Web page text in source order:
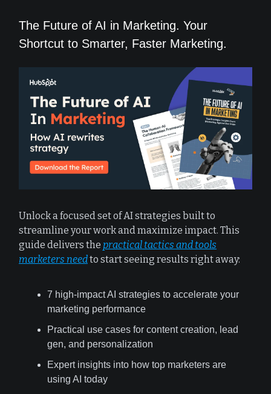
The Future of AI in Marketing. Your
Shortcut to Smarter, Faster Marketing.
Unlock a focused set of AI strategies built to
streamline your work and maximize impact. This
guide delivers the practical tactics and tools
marketers needto start seeing results right away:
7 high-impact AI strategies to accelerate your
marketing performance
Practical use cases for content creation, lead
gen, and personalization
Expert insights into how top marketers are
using AI today